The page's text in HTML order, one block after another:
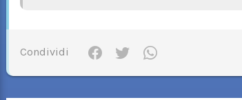
Condividi